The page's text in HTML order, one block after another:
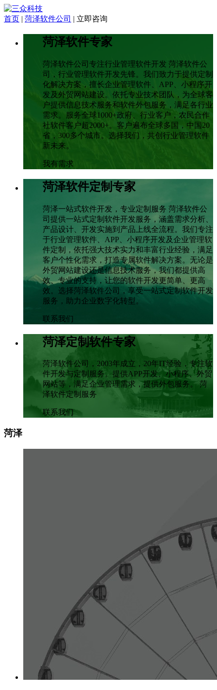
首页 | 菏泽软件公司 | 立即咨询
菏泽软件专家
菏泽软件公司专注行业管理软件开发 菏泽软件公
司，行业管理软件开发先锋。我们致力于提供定制
化解决方案，擅长企业管理软件、APP、小程序开
发及外贸网站建设。依托专业技术团队，为全球客
户提供信息技术服务和软件外包服务，满足各行业
需求。服务全球1000+政府、行业客户，农民合作
社软件客户超2000+。客户遍布全球多国，中国20
省，300多个城市。选择我们，共创行业管理软件
新未来。
我有需求
菏泽软件定制专家
菏泽一站式软件开发，专业定制服务 菏泽软件公
司提供一站式定制软件开发服务，涵盖需求分析、
产品设计、开发实施到产品上线全流程。我们专注
于行业管理软件、APP、小程序开发及企业管理软
件定制，依托强大技术实力和丰富行业经验，满足
客户个性化需求，打造专属软件解决方案。无论是
外贸网站建设还是信息技术服务，我们都提供高
效、专业的支持，让您的软件开发更简单、更高
效。选择菏泽软件公司，享受一站式定制软件开发
服务，助力企业数字化转型。
联系我们
菏泽定制软件专家
菏泽软件公司，2003年成立，20年IT经验，专注软
件开发与定制服务。提供APP开发、小程序、外贸
网站等，满足企业管理需求，提供外包服务。 菏
泽软件定制服务
联系我们
菏泽